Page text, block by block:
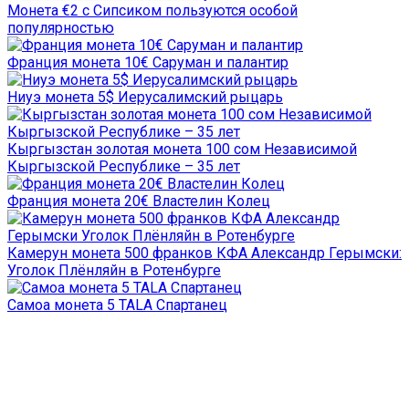
Монета €2 с Сипсиком пользуются особой
популярностью
Франция монета 10€ Саруман и палантир
Ниуэ монета 5$ Иерусалимский рыцарь
Кыргызстан золотая монета 100 сом Независимой
Кыргызской Республике – 35 лет
Франция монета 20€ Властелин Колец
Камерун монета 500 франков КФА Александр Герымски:
Уголок Плёнляйн в Ротенбурге
Самоа монета 5 TALA Спартанец